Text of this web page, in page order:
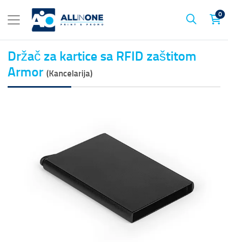
0
Držač za kartice sa RFID zaštitom
Armor (Kancelarija)